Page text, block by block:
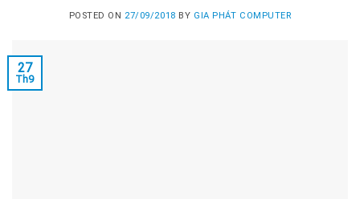
POSTED ON 27/09/2018 BY GIA PHÁT COMPUTER
27
Th9